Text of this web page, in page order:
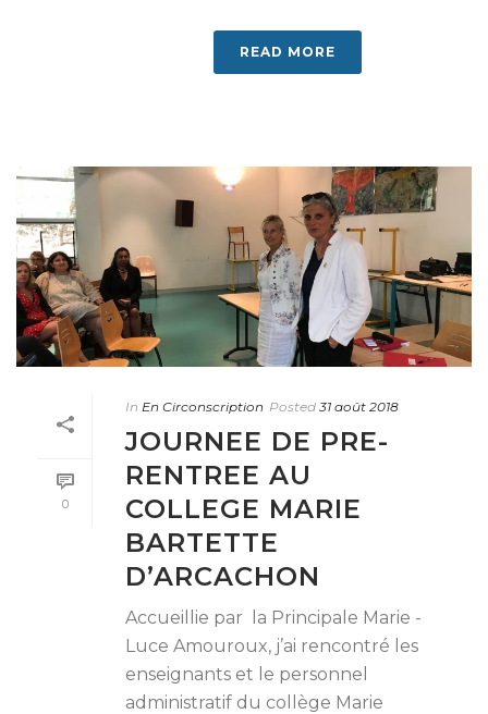
READ MORE
0
In En Circonscription Posted 31 août 2018
JOURNEE DE PRE-
RENTREE AU
COLLEGE MARIE
BARTETTE
D’ARCACHON
Accueillie par la Principale Marie -
Luce Amouroux, j’ai rencontré les
enseignants et le personnel
administratif du collège Marie